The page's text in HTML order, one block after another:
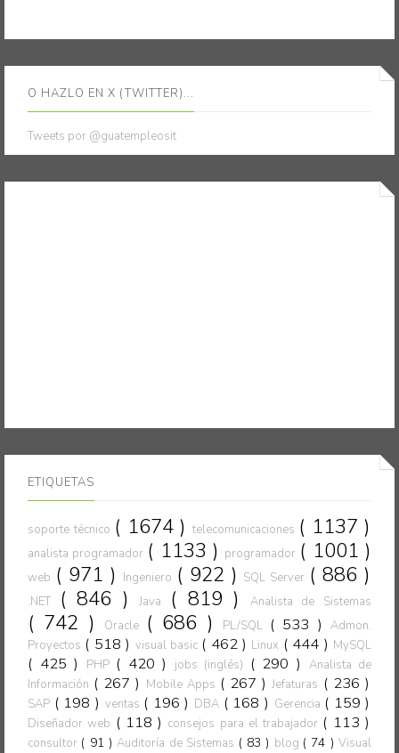
O HAZLO EN X (TWITTER)...
Tweets por @guatempleosit
ETIQUETAS
soporte técnico ( 1674 ) telecomunicaciones ( 1137 )
analista programador ( 1133 ) programador ( 1001 )
web ( 971 ) Ingeniero ( 922 ) SQL Server ( 886 )
.NET ( 846 )Java ( 819 ) Analista de Sistemas
( 742 ) Oracle ( 686 ) PL/SQL ( 533 )Admon.
Proyectos ( 518 ) visual basic ( 462 ) Linux ( 444 ) MySQL
( 425 ) PHP ( 420 ) jobs (inglés) ( 290 )
Analista de
Información ( 267 ) Mobile Apps ( 267 )Jefaturas ( 236 )
SAP ( 198 ) ventas ( 196 ) DBA ( 168 ) Gerencia ( 159 )
Diseñador web ( 118 ) consejos para el trabajador ( 113 )
consultor ( 91 )Auditoría de Sistemas ( 83 ) blog ( 74 )Visual